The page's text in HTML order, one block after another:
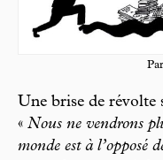
Une brise de révolte
« Nous ne vendrons
monde est à l’opposé